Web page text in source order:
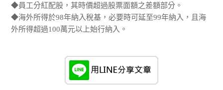
◆員工分紅配股，其時價超過股票面額之差額部分。
◆海外所得於98年納入稅基，必要時可延至99年納入，且海
外所得超過100萬元以上始行納入。